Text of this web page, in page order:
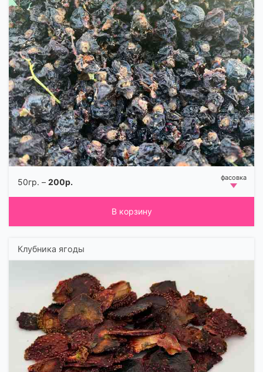
50гр. – 200р.
В корзину
Клубника ягоды